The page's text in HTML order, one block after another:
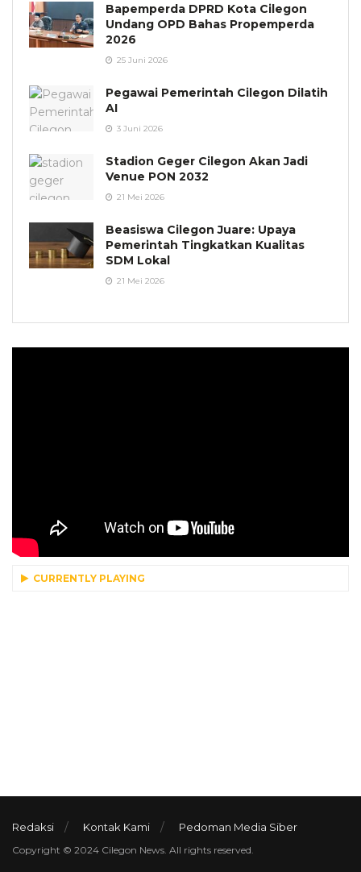
Bapemperda DPRD Kota Cilegon
Undang OPD Bahas Propemperda
2026
25 Juni 2026
Pegawai Pemerintah Cilegon Dilatih
AI
3 Juni 2026
Stadion Geger Cilegon Akan Jadi
Venue PON 2032
21 Mei 2026
Beasiswa Cilegon Juare: Upaya
Pemerintah Tingkatkan Kualitas
SDM Lokal
21 Mei 2026
CURRENTLY PLAYING
Redaksi Kontak Kami Pedoman Media Siber
Copyright © 2024 Cilegon News. All rights reserved.